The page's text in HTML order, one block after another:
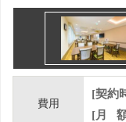
費用
[契約
[月